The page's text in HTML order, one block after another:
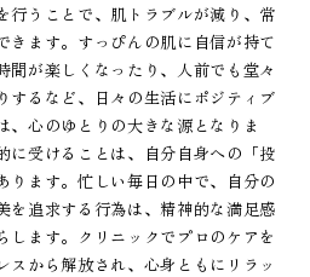
行うことで、肌トラブルが減り、常
きます。すっぴんの肌に自信が持て
間が楽しくなったり、人前でも堂々
するなど、日々の生活にポジティブ
、心のゆとりの大きな源となりま
に受けることは、自分自身への「投
ります。忙しい毎日の中で、自分の
を追求する行為は、精神的な満足感
します。クリニックでプロのケアを
スから解放され、心身ともにリラッ